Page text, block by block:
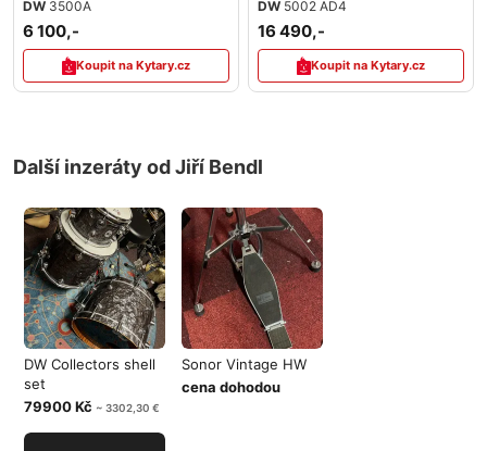
DW 3500A
6 100,-
Koupit na Kytary.cz
DW 5002 AD4
16 490,-
Koupit na Kytary.cz
Další inzeráty od Jiří Bendl
DW Collectors shell
set
79900 Kč ~ 3302,30 €
Sonor Vintage HW
cena dohodou